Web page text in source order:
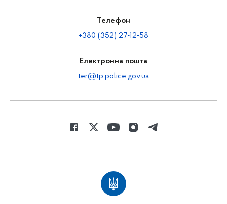
Телефон
+380 (352) 27-12-58
Електронна пошта
ter@tp.police.gov.ua